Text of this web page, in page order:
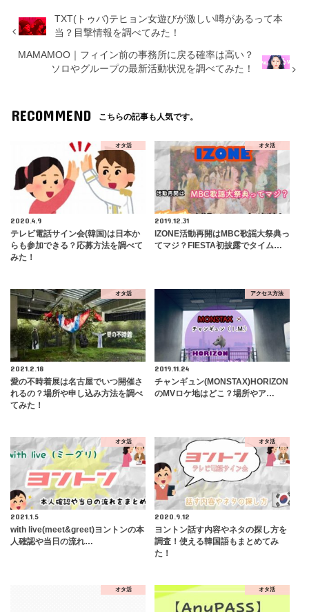
TXT(トゥバ)テヒョン女遊びが激しい噂があるって本
当？目撃情報を調べてみた！
MAMAMOO｜フィイン前の事務所に戻る確率は高い？
ソロやグループの最新活動状況を調べてみた！
RECOMMEND こちらの記事も人気です。
オタ活
2020.4.9
テレビ電話サイン会(韓国)は日本か
らも参加できる？応募方法を調べて
みた！
オタ活
2019.12.31
IZONE活動再開はMBC歌謡大祭典っ
てマジ？FIESTA初披露でタイム…
オタ活
2021.2.18
愛の不時着展は名古屋でいつ開催さ
れるの？場所や申し込み方法を調べ
てみた！
アクセス方法
2019.11.24
チャンギュン(MONSTAX)HORIZON
のMVロケ地はどこ？場所やア…
オタ活
2021.1.5
with live(meet&greet)ヨントンの本
人確認や当日の流れ…
オタ活
2020.9.12
ヨントン話す内容やネタの探し方を
調査！使える韓国語もまとめてみ
た！
オタ活 オタ活